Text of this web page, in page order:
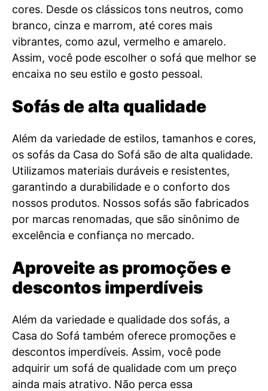
cores. Desde os clássicos tons neutros, como
branco, cinza e marrom, até cores mais
vibrantes, como azul, vermelho e amarelo.
Assim, você pode escolher o sofá que melhor se
encaixa no seu estilo e gosto pessoal.
Sofás de alta qualidade
Além da variedade de estilos, tamanhos e cores,
os sofás da Casa do Sofá são de alta qualidade.
Utilizamos materiais duráveis e resistentes,
garantindo a durabilidade e o conforto dos
nossos produtos. Nossos sofás são fabricados
por marcas renomadas, que são sinônimo de
excelência e confiança no mercado.
Aproveite as promoções e
descontos imperdíveis
Além da variedade e qualidade dos sofás, a
Casa do Sofá também oferece promoções e
descontos imperdíveis. Assim, você pode
adquirir um sofá de qualidade com um preço
ainda mais atrativo. Não perca essa